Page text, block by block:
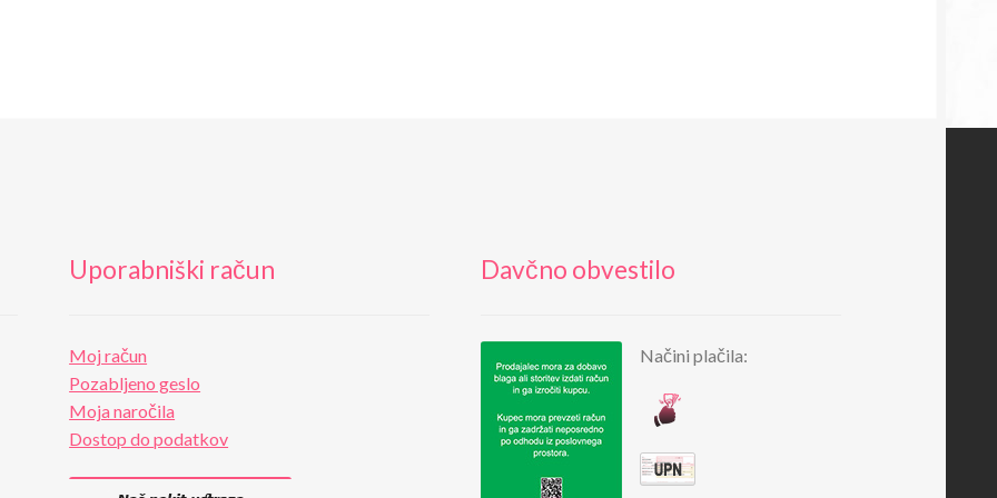
Uporabniški račun
Moj račun
Pozabljeno geslo
Moja naročila
Dostop do podatkov
Davčno obvestilo
Načini plačila: